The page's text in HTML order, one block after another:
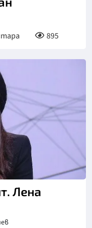
895
Лена